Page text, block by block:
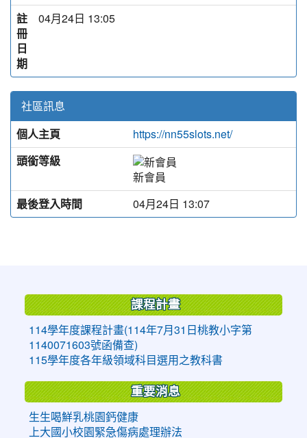
註
冊
日
期
04月24日 13:05
社區訊息
個人主頁
https://nn55slots.net/
頭銜等級
新會員
最後登入時間
04月24日 13:07
課程計畫
114學年度課程計畫(114年7月31日桃教小字第
1140071603號函備查)
115學年度各年級領域科目選用之教科書
重要消息
生生喝鮮乳桃園鈣健康
上大國小校園緊急傷病處理辦法